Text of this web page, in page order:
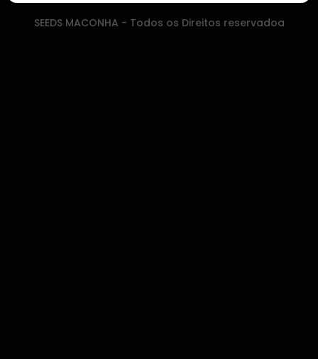
SEEDS MACONHA - Todos os Direitos reservadoa